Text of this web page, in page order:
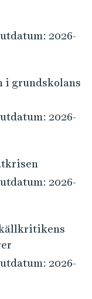
2026-
i grundskolans
2026-
2026-
källkritikens
2026-